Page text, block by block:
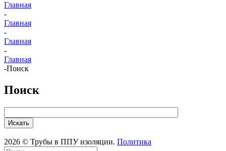
Главная
-
Главная
-
Главная
-
Главная
-Поиск
Поиск
2026 © Трубы в ППУ изоляции. Политика